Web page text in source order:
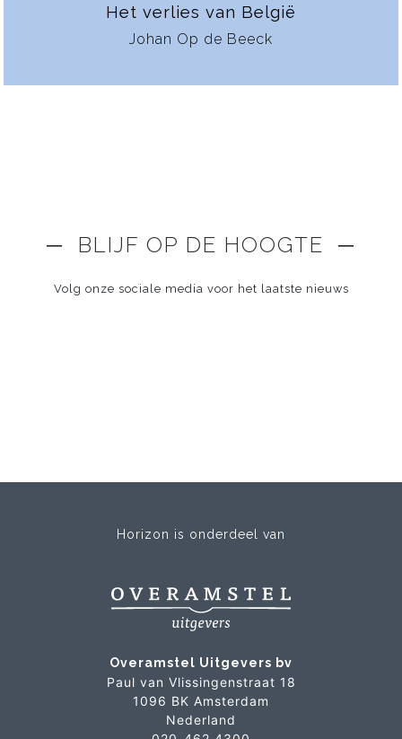
Het verlies van België
Johan Op de Beeck
─ BLIJF OP DE HOOGTE ─
Volg onze sociale media voor het laatste nieuws
Horizon is onderdeel van
Overamstel Uitgevers bv
Paul van Vlissingenstraat 18
1096 BK Amsterdam
Nederland